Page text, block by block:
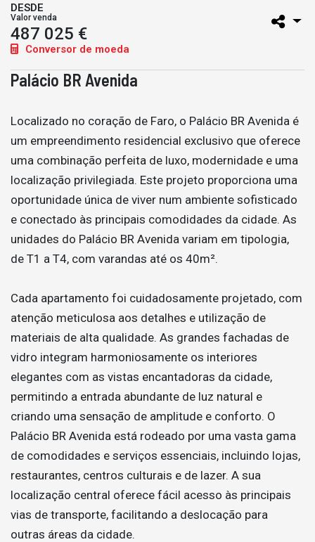
DESDE
Valor venda
487 025 €
Conversor de moeda
Palácio BR Avenida
Localizado no coração de Faro, o Palácio BR Avenida é
um empreendimento residencial exclusivo que oferece
uma combinação perfeita de luxo, modernidade e uma
localização privilegiada. Este projeto proporciona uma
oportunidade única de viver num ambiente sofisticado
e conectado às principais comodidades da cidade. As
unidades do Palácio BR Avenida variam em tipologia,
de T1 a T4, com varandas até os 40m².
Cada apartamento foi cuidadosamente projetado, com
atenção meticulosa aos detalhes e utilização de
materiais de alta qualidade. As grandes fachadas de
vidro integram harmoniosamente os interiores
elegantes com as vistas encantadoras da cidade,
permitindo a entrada abundante de luz natural e
criando uma sensação de amplitude e conforto. O
Palácio BR Avenida está rodeado por uma vasta gama
de comodidades e serviços essenciais, incluindo lojas,
restaurantes, centros culturais e de lazer. A sua
localização central oferece fácil acesso às principais
vias de transporte, facilitando a deslocação para
outras áreas da cidade.